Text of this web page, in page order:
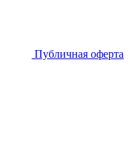
Публичная оферта